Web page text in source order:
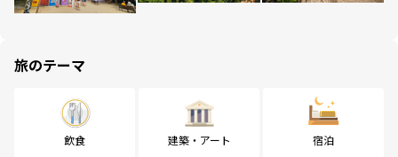
旅のテーマ
飲食 建築・アート 宿泊